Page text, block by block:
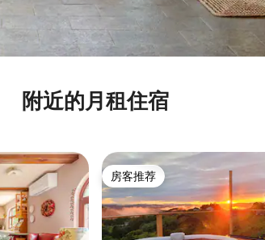
附近的月租住宿
房客推荐
房客推荐